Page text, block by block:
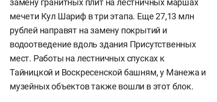
замену гранитных плит на лестничных маршах
мечети Кул Шариф в три этапа. Еще 27,13 млн
рублей направят на замену покрытий и
водоотведение вдоль здания Присутственных
мест. Работы на лестничных спусках к
Тайницкой и Воскресенской башням, у Манежа и
музейных объектов также вошли в этот блок.